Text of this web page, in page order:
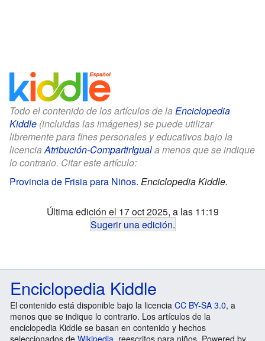
Todo el contenido de los artículos de la Enciclopedia
Kiddle (incluidas las imágenes) se puede utilizar
libremente para fines personales y educativos bajo la
licenciaAtribución-CompartirIguala menos que se indique
lo contrario. Citar este artículo:
Provincia de Frisia para Niños. Enciclopedia Kiddle.
Última edición el 17 oct 2025, a las 11:19
Sugerir una edición.
Enciclopedia Kiddle
El contenido está disponible bajo la licencia CC BY-SA 3.0, a
menos que se indique lo contrario. Los artículos de la
enciclopedia Kiddle se basan en contenido y hechos